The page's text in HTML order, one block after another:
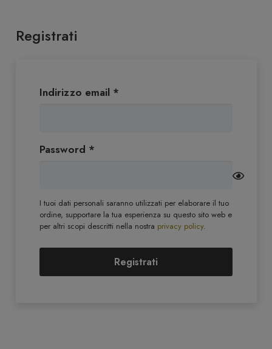
Registrati
Indirizzo email *
Password *
I tuoi dati personali saranno utilizzati per elaborare il tuo
ordine, supportare la tua esperienza su questo sito web e
per altri scopi descritti nella nostra privacy policy.
Registrati